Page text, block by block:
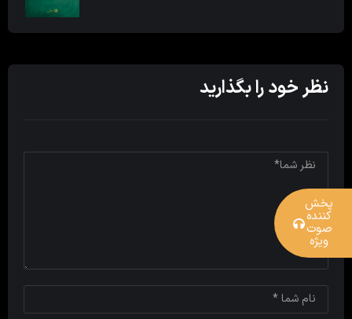
نظر خود را بگذارید
پخش
کننده
صوت
ویژه